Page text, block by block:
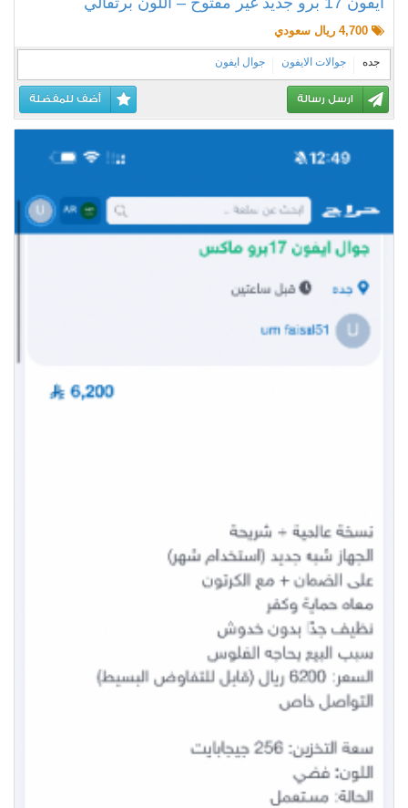
جده جوالات الايفون جوال ايفون
ارسل رسالة أضف للمفضلة